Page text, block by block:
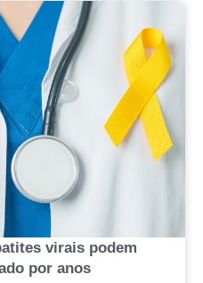
virais podem
por anos